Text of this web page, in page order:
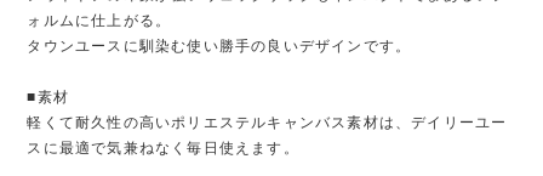
ォルムに仕上がる。
タウンユースに馴染む使い勝手の良いデザインです。
■素材
軽くて耐久性の高いポリエステルキャンバス素材は、デイリーユー
スに最適で気兼ねなく毎日使えます。